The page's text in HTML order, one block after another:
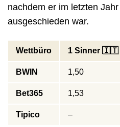
nachdem er im letzten
ausgeschieden war.
Wettbüro 1 Sinner 🇮🇹
BWIN 1,50
Bet365 1,53
Tipico –